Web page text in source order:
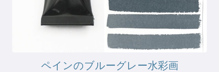
ペインのブルーグレー水彩画